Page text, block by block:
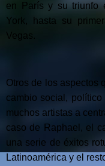
en París y su triunfo
York, hasta su
Vegas.
Otros de los aspectos
cambio social,
muchos artistas a
caso de Raphael, el
una serie de éxitos
Latinoamérica y el